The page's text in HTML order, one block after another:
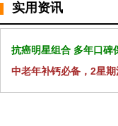
实用资讯
抗癌明星组合 多年口碑
中老年补钙必备，2星